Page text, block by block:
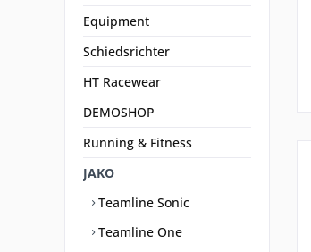
Equipment
Schiedsrichter
HT Racewear
DEMOSHOP
Running & Fitness
JAKO
Teamline Sonic
Teamline One